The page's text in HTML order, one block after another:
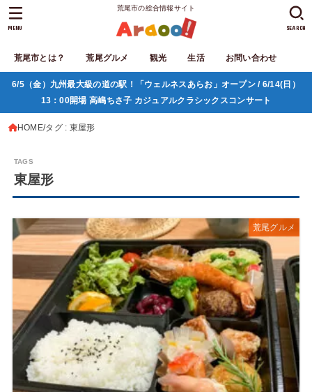
荒尾市の総合情報サイト
荒尾市とは？ 荒尾グルメ 観光 生活 お問い合わせ
SEARCH
MENU
6/5（金）九州最大級の道の駅！「ウェルネスあらお」オープン / 6/14(日）
13：00開場 高嶋ちさ子 カジュアルクラシックスコンサート
HOME タグ : 東屋形
東屋形
荒尾グルメ